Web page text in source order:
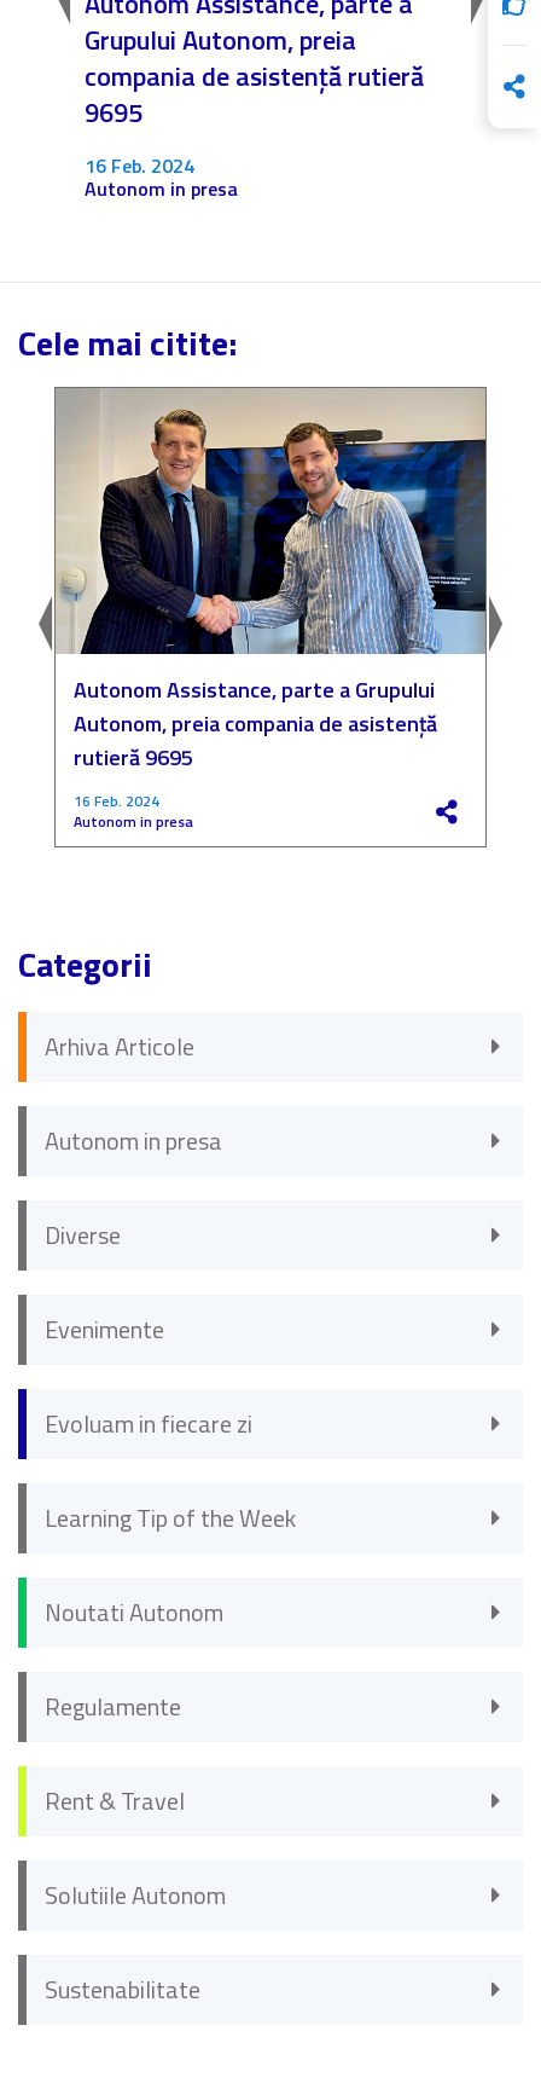
Grupului Autonom, preia
compania de asistență rutieră
9695
16 Feb. 2024
Autonom in presa
❤️
Cele mai citite:
Autonom Assistance, parte a Grupului
Autonom, preia compania de asistență
rutieră 9695
16 Feb. 2024
Autonom in presa
Categorii
Arhiva Articole
Autonom in presa
Diverse
Evenimente
Evoluam in fiecare zi
Learning Tip of the Week
Noutati Autonom
Regulamente
Rent & Travel
Solutiile Autonom
Sustenabilitate